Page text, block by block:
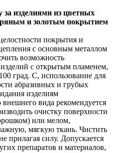
за изделиями из цветных
и золотым покрытием
покрытия и
с основным металлом
возможность
с открытым пламенем,
град. С, использование для
абразивных и грубых
изделиям
внешнего вида рекомендуется
очистку поверхности
или мелом,
мягкую ткань. Чистить
прилагая силу. Допускается
препаратов и материалов,